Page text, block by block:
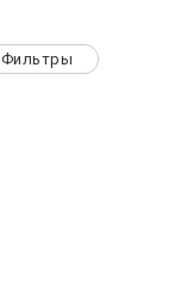
Фильтры